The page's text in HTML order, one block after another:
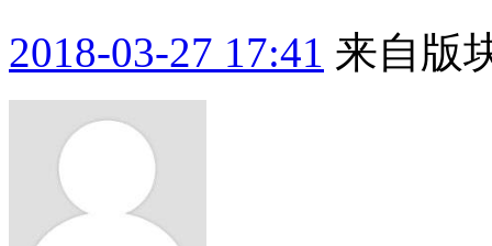
2018-03-27 17:41 来自版